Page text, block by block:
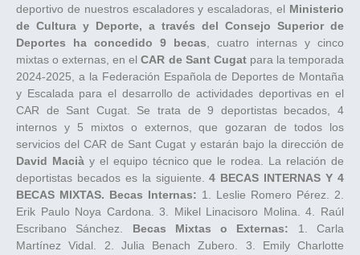
deportivo de nuestros escaladores y escaladoras, el Ministerio
de Cultura y Deporte, a través del Consejo Superior de
Deportes ha concedido 9 becas , cuatro internas y cinco
mixtas o externas, en elCAR de Sant Cugatpara la temporada
2024-2025, a la Federación Española de Deportes de Montaña
y Escalada para el desarrollo de actividades deportivas en el
CAR de Sant Cugat. Se trata de 9 deportistas becados, 4
internos y 5 mixtos o externos, que gozaran de todos los
servicios del CAR de Sant Cugat y estarán bajo la dirección de
David Maciày el equipo técnico que le rodea. La relación de
deportistas becados es la siguiente.4 BECAS INTERNAS Y 4
BECAS MIXTAS. Becas Internas: 1. Leslie Romero Pérez. 2.
Erik Paulo Noya Cardona. 3. Mikel Linacisoro Molina. 4. Raúl
Escribano Sánchez. Becas Mixtas o Externas: 1. Carla
Martínez Vidal. 2. Julia Benach Zubero. 3. Emily Charlotte